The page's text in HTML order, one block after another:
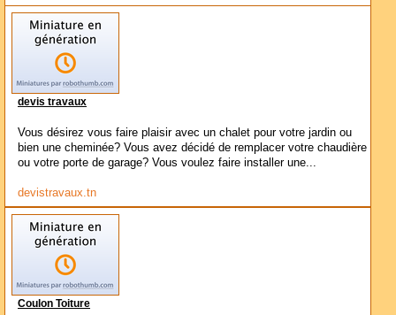
devis travaux
Vous désirez vous faire plaisir avec un chalet pour votre jardin ou
bien une cheminée? Vous avez décidé de remplacer votre chaudière
ou votre porte de garage? Vous voulez faire installer une...
devistravaux.tn
Coulon Toiture